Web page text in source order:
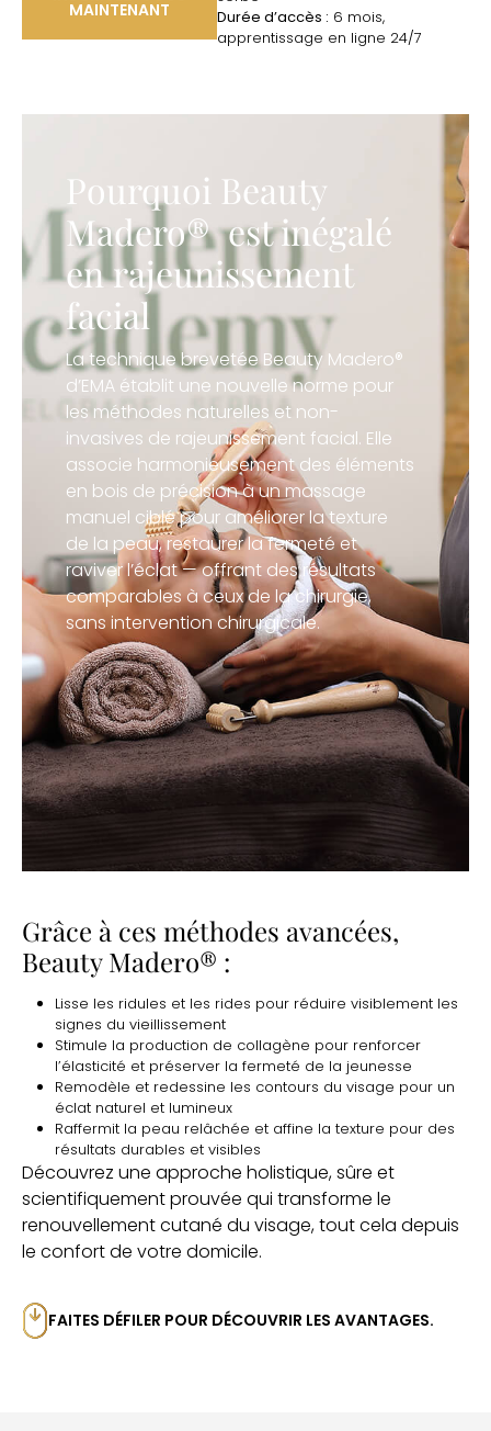
MAINTENANT
Durée d’accès : 6 mois,
apprentissage en ligne 24/7
Pourquoi Beauty
Madero® est inégalé
en rajeunissement
facial
La technique brevetée Beauty Madero®
d’EMA établit une nouvelle norme pour
les méthodes naturelles et non-
invasives de rajeunissement facial. Elle
associe harmonieusement des éléments
en bois de précision à un massage
manuel ciblé pour améliorer la texture
de la peau, restaurer la fermeté et
raviver l’éclat — offrant des résultats
comparables à ceux de la chirurgie,
sans intervention chirurgicale.
Grâce à ces méthodes avancées,
Beauty Madero® :
Lisse les ridules et les rides pour réduire visiblement les
signes du vieillissement
Stimule la production de collagène pour renforcer
l’élasticité et préserver la fermeté de la jeunesse
Remodèle et redessine les contours du visage pour un
éclat naturel et lumineux
Raffermit la peau relâchée et affine la texture pour des
résultats durables et visibles
Découvrez une approche holistique, sûre et
scientifiquement prouvée qui transforme le
renouvellement cutané du visage, tout cela depuis
le confort de votre domicile.
FAITES DÉFILER POUR DÉCOUVRIR LES AVANTAGES.